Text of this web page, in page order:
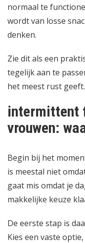
normaal te
wordt van losse
denken.
Zie dit als een
tegelijk aan te
het meest rust geeft.
intermittent
vrouwen:
Begin bij het
is meestal niet
gaat mis omdat je
makkelijke keuze
De eerste stap is
Kies een vaste